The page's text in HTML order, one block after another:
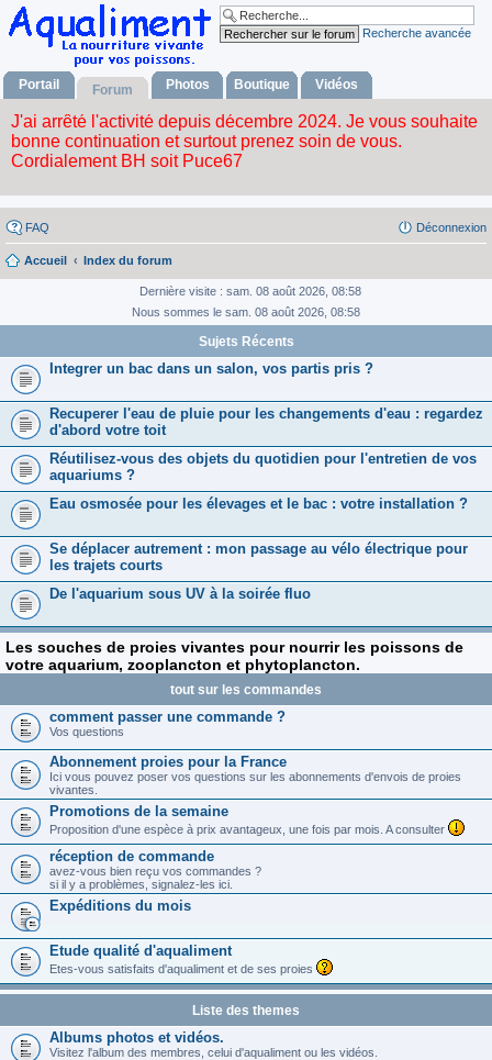
Recherche avancée
Portail Forum Photos Boutique Vidéos
FAQ Déconnexion
Accueil Index du forum
Dernière visite : sam. 08 août 2026, 08:58
Nous sommes le sam. 08 août 2026, 08:58
Sujets Récents
Integrer un bac dans un salon, vos partis pris ?
Recuperer l'eau de pluie pour les changements d'eau : regardez
d'abord votre toit
Réutilisez-vous des objets du quotidien pour l'entretien de vos
aquariums ?
Eau osmosée pour les élevages et le bac : votre installation ?
Se déplacer autrement : mon passage au vélo électrique pour
les trajets courts
De l'aquarium sous UV à la soirée fluo
Les souches de proies vivantes pour nourrir les poissons de
votre aquarium, zooplancton et phytoplancton.
tout sur les commandes
comment passer une commande ?
Vos questions
Abonnement proies pour la France
Ici vous pouvez poser vos questions sur les abonnements d'envois de proies
vivantes.
Promotions de la semaine
Proposition d'une espèce à prix avantageux, une fois par mois. A consulter
réception de commande
avez-vous bien reçu vos commandes ?
si il y a problèmes, signalez-les ici.
Expéditions du mois
Etude qualité d'aqualiment
Etes-vous satisfaits d'aqualiment et de ses proies
Liste des themes
Albums photos et vidéos.
Visitez l'album des membres, celui d'aqualiment ou les vidéos.